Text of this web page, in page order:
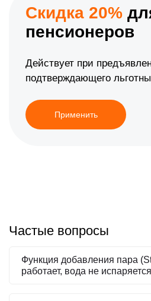
Скидка 20%
пенсионеров
Действует при
подтверждающего
Применить
Частые вопросы
Функция добавления пара
работает, вода не